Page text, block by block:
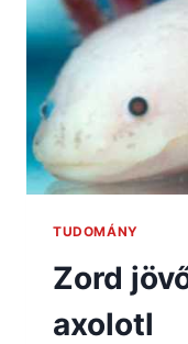
TUDOMÁNY
Zord
axolotl